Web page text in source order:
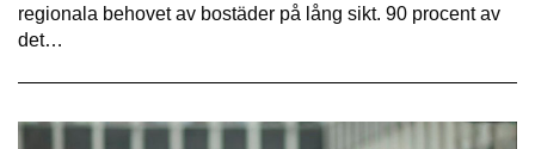
regionala behovet av bostäder på lång sikt. 90 procent av
det…